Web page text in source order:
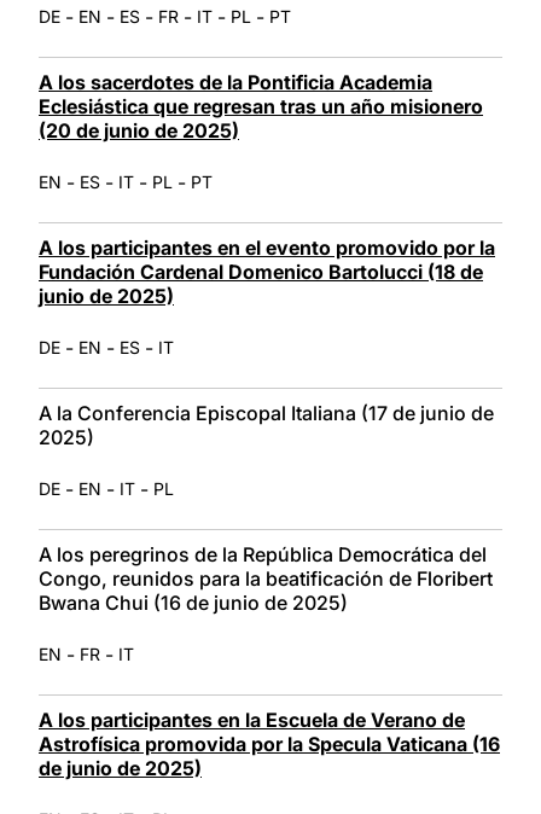
DE - EN - ES - FR - IT - PL - PT
A los sacerdotes de la Pontificia Academia
Eclesiástica que regresan tras un año misionero
(20 de junio de 2025)
EN - ES - IT - PL - PT
A los participantes en el evento promovido por la
Fundación Cardenal Domenico Bartolucci (18 de
junio de 2025)
DE - EN - ES - IT
A la Conferencia Episcopal Italiana (17 de junio de
2025)
DE - EN - IT - PL
A los peregrinos de la República Democrática del
Congo, reunidos para la beatificación de Floribert
Bwana Chui (16 de junio de 2025)
EN - FR - IT
A los participantes en la Escuela de Verano de
Astrofísica promovida por la Specula Vaticana (16
de junio de 2025)